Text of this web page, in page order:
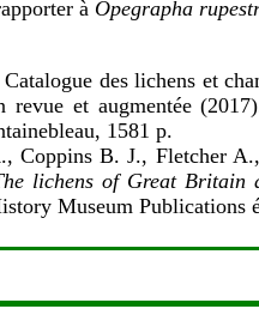
à Opegrapha
des lichens et
revue et augmentée
1581 p.
Coppins B. J., Fletcher
lichens of Great Britain
Museum Publications